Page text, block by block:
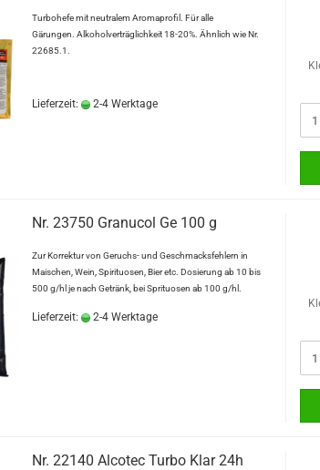
Turbohefe mit neutralem Aromaprofil. Für alle
Gärungen. Alkoholverträglichkeit 18-20%. Ähnlich wie Nr.
22685.1.
Lieferzeit: 2-4 Werktage
Nr. 23750 Granucol Ge 100 g
Zur Korrektur von Geruchs- und Geschmacksfehlern in
Maischen, Wein, Spirituosen, Bier etc. Dosierung ab 10 bis
500 g/hl je nach Getränk, bei Sprituosen ab 100 g/hl.
Lieferzeit: 2-4 Werktage
Nr. 22140 Alcotec Turbo Klar 24h